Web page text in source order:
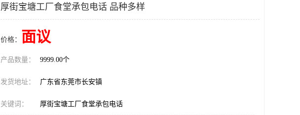
厚街宝塘工厂食堂承包电话 品种多样
价格： 面议
产品数量： 9999.00个
发货地址： 广东省东莞市长安镇
关键词： 厚街宝塘工厂食堂承包电话